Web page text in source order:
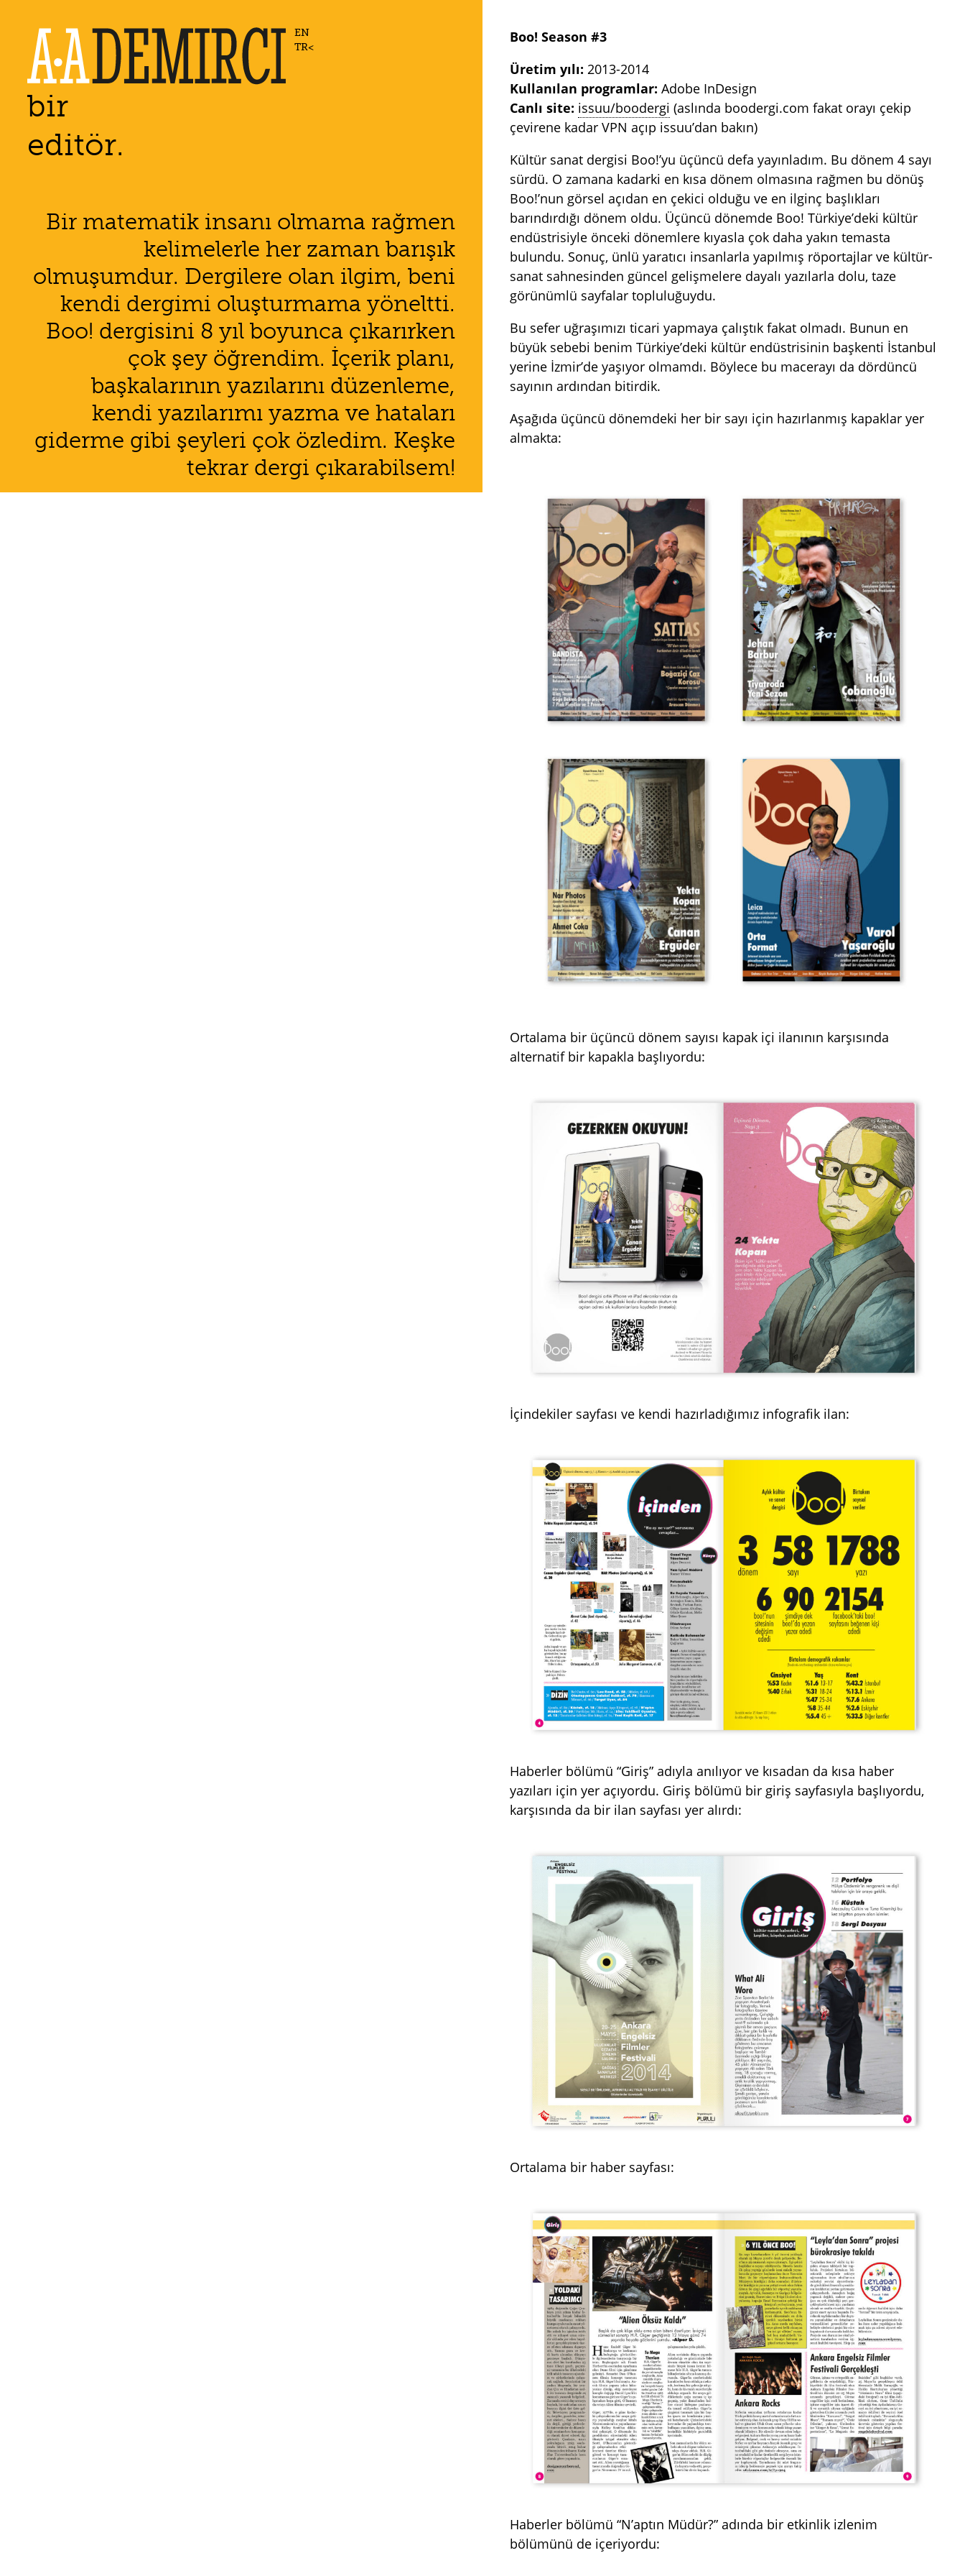
EN
TR
bir
editör.
Bir matematik insanı olmama rağmen
kelimelerle her zaman barışık
olmuşumdur. Dergilere olan ilgim, beni
kendi dergimi oluşturmama yöneltti.
Boo! dergisini 8 yıl boyunca çıkarırken
çok şey öğrendim. İçerik planı,
başkalarının yazılarını düzenleme,
kendi yazılarımı yazma ve hataları
giderme gibi şeyleri çok özledim. Keşke
tekrar dergi çıkarabilsem!
Boo! Season #3
Üretim yılı: 2013-2014
Kullanılan programlar: Adobe InDesign
Canlı site: issuu/boodergi (aslında boodergi.com fakat orayı çekip
çevirene kadar VPN açıp issuu’dan bakın)
Kültür sanat dergisi Boo!’yu üçüncü defa yayınladım. Bu dönem 4 sayı
sürdü. O zamana kadarki en kısa dönem olmasına rağmen bu dönüş
Boo!’nun görsel açıdan en çekici olduğu ve en ilginç başlıkları
barındırdığı dönem oldu. Üçüncü dönemde Boo! Türkiye’deki kültür
endüstrisiyle önceki dönemlere kıyasla çok daha yakın temasta
bulundu. Sonuç, ünlü yaratıcı insanlarla yapılmış röportajlar ve kültür-
sanat sahnesinden güncel gelişmelere dayalı yazılarla dolu, taze
görünümlü sayfalar topluluğuydu.
Bu sefer uğraşımızı ticari yapmaya çalıştık fakat olmadı. Bunun en
büyük sebebi benim Türkiye’deki kültür endüstrisinin başkenti İstanbul
yerine İzmir’de yaşıyor olmamdı. Böylece bu macerayı da dördüncü
sayının ardından bitirdik.
Aşağıda üçüncü dönemdeki her bir sayı için hazırlanmış kapaklar yer
almakta:
Ortalama bir üçüncü dönem sayısı kapak içi ilanının karşısında
alternatif bir kapakla başlıyordu:
İçindekiler sayfası ve kendi hazırladığımız infografik ilan:
Haberler bölümü “Giriş” adıyla anılıyor ve kısadan da kısa haber
yazıları için yer açıyordu. Giriş bölümü bir giriş sayfasıyla başlıyordu,
karşısında da bir ilan sayfası yer alırdı:
Ortalama bir haber sayfası:
Haberler bölümü “N’aptın Müdür?” adında bir etkinlik izlenim
bölümünü de içeriyordu: